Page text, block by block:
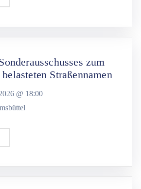
zum
Straßennamen
@ 18:00